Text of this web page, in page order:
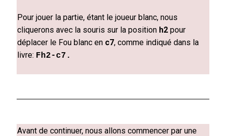
Pour jouer la partie, étant le joueur blanc, nous
cliquerons avec la souris sur la position h2 pour
déplacer le Fou blanc en c7, comme indiqué dans la
livre: Fh2-c7 .
Avant de continuer, nous allons commencer par une